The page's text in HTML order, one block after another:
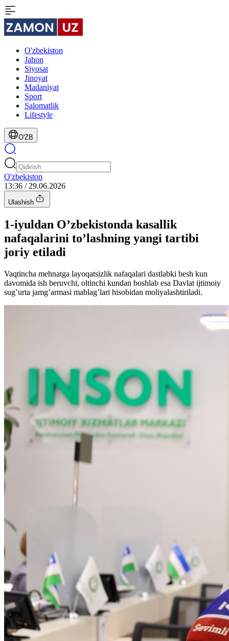
O'zbekiston
Jahon
Siyosat
Jinoyat
Madaniyat
Sport
Salomatlik
Lifestyle
O'ZB
O'zbekiston
13:36 / 29.06.2026
Ulashish
1-iyuldan O’zbekistonda kasallik
nafaqalarini to’lashning yangi tartibi
joriy etiladi
Vaqtincha mehnatga layoqatsizlik nafaqalari dastlabki besh kun
davomida ish beruvchi, oltinchi kundan boshlab esa Davlat ijtimoiy
sug’urta jamg’armasi mablag’lari hisobidan moliyalashtiriladi.